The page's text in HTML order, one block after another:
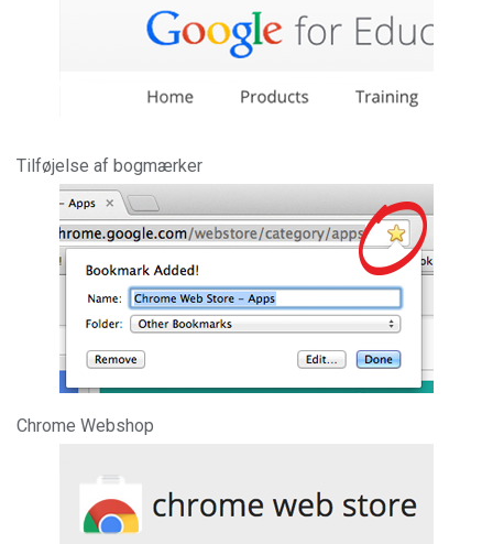
Tilføjelse af bogmærker
Chrome Webshop